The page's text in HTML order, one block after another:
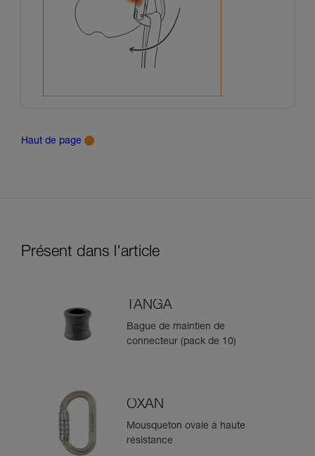
Haut de page
Présent dans l'article
TANGA
Bague de maintien de
connecteur (pack de 10)
OXAN
Mousqueton ovale à haute
résistance